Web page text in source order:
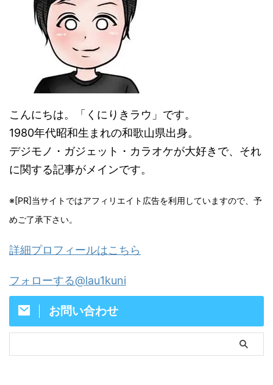
こんにちは。「くにりきラウ」です。
1980年代昭和生まれの和歌山県出身。
デジモノ・ガジェット・カラオケが大好きで、それ
に関する記事がメインです。
※[PR]当サイトではアフィリエイト広告を利用していますので、予
めご了承下さい。
詳細プロフィールはこちら
フォローする@lau1kuni
お問い合わせ